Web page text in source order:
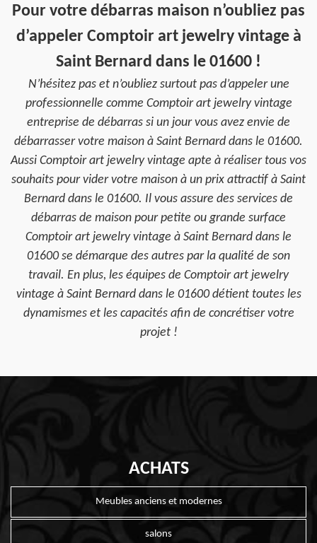
Pour votre débarras maison n’oubliez pas
d’appeler Comptoir art jewelry vintage à
Saint Bernard dans le 01600 !
N’hésitez pas et n’oubliez surtout pas d’appeler une
professionnelle comme Comptoir art jewelry vintage
entreprise de débarras si un jour vous avez envie de
débarrasser votre maison à Saint Bernard dans le 01600.
Aussi Comptoir art jewelry vintage apte à réaliser tous vos
souhaits pour vider votre maison à un prix attractif à Saint
Bernard dans le 01600. Il vous assure des services de
débarras de maison pour petite ou grande surface
Comptoir art jewelry vintage à Saint Bernard dans le
01600 se démarque des autres par la qualité de son
travail. En plus, les équipes de Comptoir art jewelry
vintage à Saint Bernard dans le 01600 détient toutes les
dynamismes et les capacités afin de concrétiser votre
projet !
ACHATS
Meubles anciens et modernes
salons